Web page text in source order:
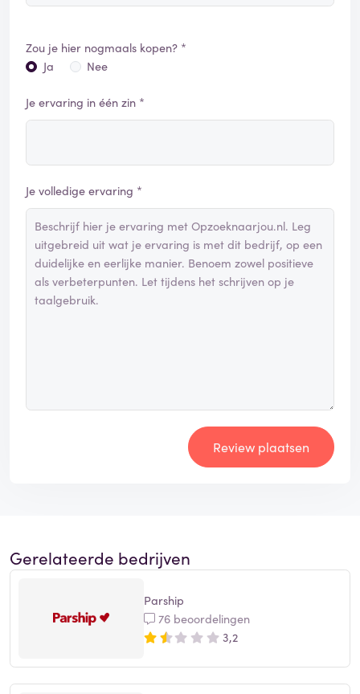
Zou je hier nogmaals kopen? *
Ja
Nee
Je ervaring in één zin *
Je volledige ervaring *
Review plaatsen
Gerelateerde bedrijven
Parship
76 beoordelingen
3,2